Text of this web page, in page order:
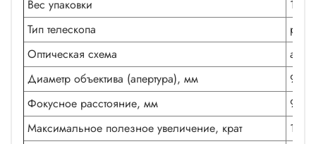
Вес упаковки
15.3
Тип телескопа
Оптическая схема
Диаметр объектива (апертура), мм
90
Фокусное расстояние, мм
900
Максимальное полезное увеличение, крат
180